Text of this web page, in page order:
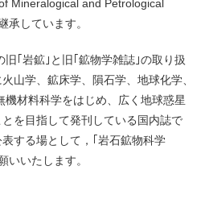
Mineralogical and Petrological
承しています。
｢岩鉱｣と旧｢鉱物学雑誌｣の取り扱
山学、鉱床学、隕石学、地球化学、
材料科学をはじめ、広く地球惑星
を目指して発刊している国内誌で
する場として，｢岩石鉱物科学
いいたします。